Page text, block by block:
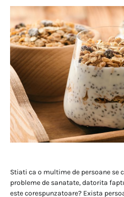
Stiati ca o multime de persoane se
probleme de sanatate, datorita
este corespunzatoare? Exista